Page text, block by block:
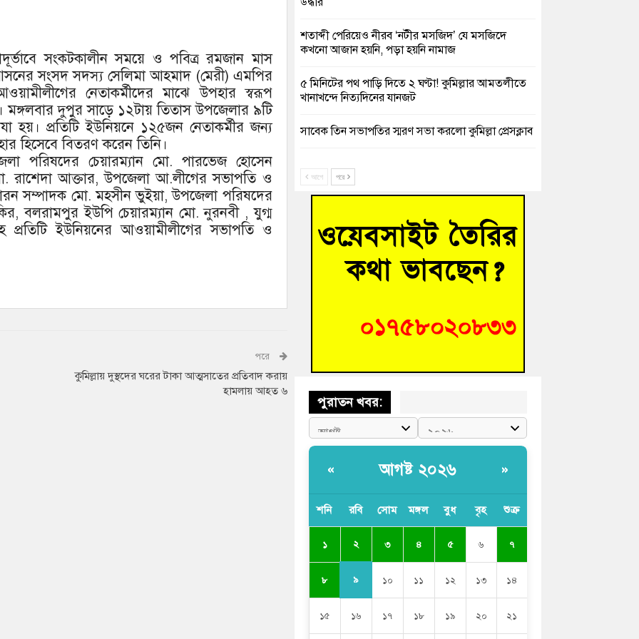
সংকটকালীন সময়ে ও পবিত্র রমজান মাস
সংসদ সদস্য সেলিমা আহমাদ (মেরী) এমপির
নেতাকর্মীদের মাঝে উপহার স্বরূপ
মঙ্গলবার দুপুর সাড়ে ১২টায় তিতাস উপজেলার ৯টি
হয়। প্রতিটি ইউনিয়নে ১২৫জন নেতাকর্মীর জন্য
হিসেবে বিতরণ করেন তিনি।
পরিষদের চেয়ারম্যান মো. পারভেজ হোসেন
রাশেদা আক্তার, উপজেলা আ.লীগের সভাপতি ও
সম্পাদক মো. মহসীন ভুইয়া, উপজেলা পরিষদের
বলরামপুর ইউপি চেয়ারম্যান মো. নুরনবী , যুগ্ম
প্রতিটি ইউনিয়নের আওয়ামীলীগের সভাপতি ও
পরে
কুমিল্লায় দুস্থদের ঘরের টাকা আত্মসাতের প্রতিবাদ করায়
হামলায় আহত ৬
শতাব্দী পেরিয়েও নীরব ‘নটীর মসজিদ’ যে মসজিদে
কখনো আজান হয়নি, পড়া হয়নি নামাজ
৫ মিনিটের পথ পাড়ি দিতে ২ ঘণ্টা! কুমিল্লার আমতলীতে
খানাখন্দে নিত্যদিনের যানজট
সাবেক তিন সভাপতির স্মরণ সভা করলো কুমিল্লা প্রেসক্লাব
গ্রিসে দুই শতাধিক অভিবাসী উদ্ধার, বেশিরভাগই
বাংলাদেশি
রিকশাচালকের মরদেহ উদ্ধার
“স্পেশাল ট্রাইব্যুনালে জুলাই গণহত্যার বিচার করেন,
জনগণ আপনাদের ছাড়বে না-সাক্কু
দিবসের আলোচনা সভা ও পুরস্কার বিতরণ
ফ্যাক্ট-ফাইন্ডিং কমিটি গঠন
আগে পরে
পুরাতন খবর:
« আগষ্ট ২০২৬ »
শনি রবি সোম মঙ্গল বুধ বৃহ শুক্র
১ ২ ৩ ৪ ৫ ৬ ৭
৮ ৯ ১০ ১১ ১২ ১৩ ১৪
১৫ ১৬ ১৭ ১৮ ১৯ ২০ ২১